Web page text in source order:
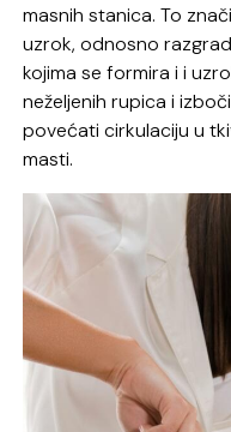
masnih stanica. To
uzrok, odnosno
kojima se formira i i
neželjenih rupica i
povećati cirkulaciju u
masti.